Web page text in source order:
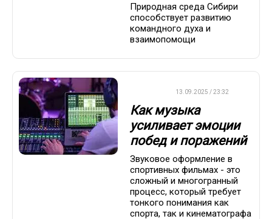
Природная среда Сибири
способствует развитию
командного духа и
взаимопомощи
13.09.2025 / 23:32
Как музыка
усиливает эмоции
побед и поражений
Звуковое оформление в
спортивных фильмах - это
сложный и многогранный
процесс, который требует
тонкого понимания как
спорта, так и кинематографа